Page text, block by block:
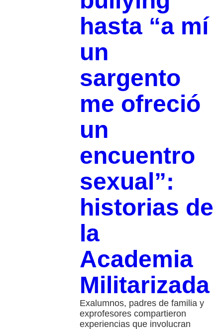
hasta “a mí
un
sargento
me ofreció
un
encuentro
sexual”:
historias de
la
Academia
Militarizada
Exalumnos, padres de familia y
exprofesores compartieron
experiencias que involucran